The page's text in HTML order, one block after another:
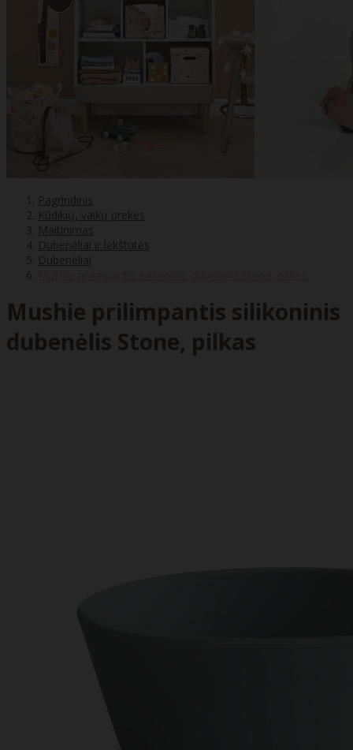
Pagrindinis
Kūdikių, vaikų prekės
Maitinimas
Dubenėliai ir lėkštutės
Dubenėliai
Mushie prilimpantis silikoninis
dubenėlis Stone, pilkas